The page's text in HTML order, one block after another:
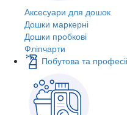
Аксесуари для дошок
Дошки маркерні
Дошки пробкові
Фліпчарти
Побутова та